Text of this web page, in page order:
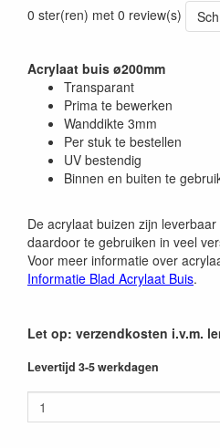
0 ster(ren) met 0 review(s)
Acrylaat buis ø200mm
Transparant
Prima te bewerken
Wanddikte 3mm
Per stuk te bestellen
UV bestendig
Binnen en buiten te
De acrylaat buizen zijn
daardoor te gebruiken in veel
Voor meer informatie over
Informatie Blad Acrylaat Buis.
Let op: verzendkosten i.v.m.
Levertijd 3-5 werkdagen